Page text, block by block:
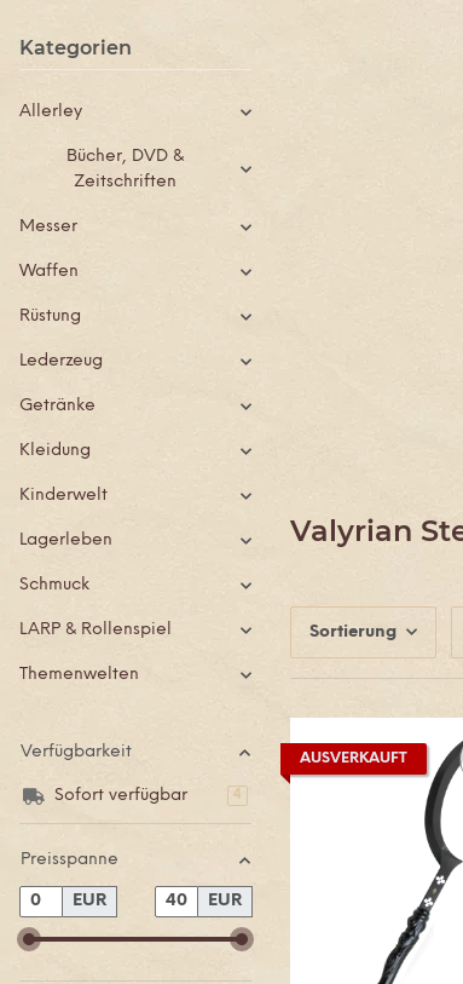
Valyrian
Sortierung
AUSVERKAUFT
Kategorien
Allerley
Bücher, DVD &
Zeitschriften
Messer
Waffen
Rüstung
Lederzeug
Getränke
Kleidung
Kinderwelt
Lagerleben
Schmuck
LARP & Rollenspiel
Themenwelten
Verfügbarkeit
Sofort verfügbar 4Artikel gefunden
Preisspanne
EUR EUR